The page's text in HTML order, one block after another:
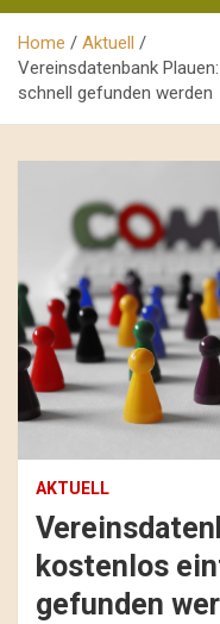
Home
Aktuell
Vereinsdatenbank
schnell gefunden werden
AKTUELL
kostenlos
gefunden